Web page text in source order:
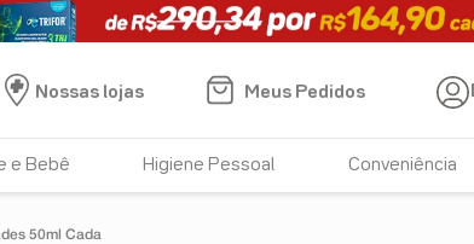
Nossas lojas
Meus Pedidos
e Bebê Higiene Pessoal Conveniência
50ml Cada